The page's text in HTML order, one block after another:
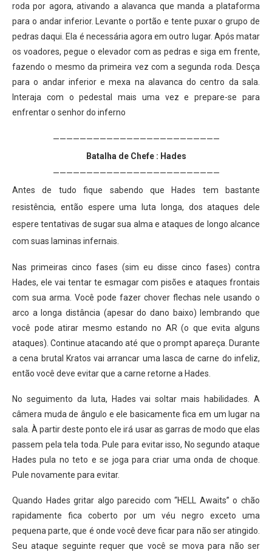
roda por agora, ativando a alavanca que manda a plataforma
para o andar inferior. Levante o portão e tente puxar o grupo de
pedras daqui. Ela é necessária agora em outro lugar. Após matar
os voadores, pegue o elevador com as pedras e siga em frente,
fazendo o mesmo da primeira vez com a segunda roda. Desça
para o andar inferior e mexa na alavanca do centro da sala.
Interaja com o pedestal mais uma vez e prepare-se para
enfrentar o senhor do inferno
—————————————————————————
Batalha de Chefe : Hades
—————————————————————————
Antes de tudo fique sabendo que Hades tem bastante
resistência, então espere uma luta longa, dos ataques dele
espere tentativas de sugar sua alma e ataques de longo alcance
com suas laminas infernais.
Nas primeiras cinco fases (sim eu disse cinco fases) contra
Hades, ele vai tentar te esmagar com pisões e ataques frontais
com sua arma. Você pode fazer chover flechas nele usando o
arco a longa distância (apesar do dano baixo) lembrando que
você pode atirar mesmo estando no AR (o que evita alguns
ataques). Continue atacando até que o prompt apareça. Durante
a cena brutal Kratos vai arrancar uma lasca de carne do infeliz,
então você deve evitar que a carne retorne a Hades.
No seguimento da luta, Hades vai soltar mais habilidades. A
câmera muda de ângulo e ele basicamente fica em um lugar na
sala. À partir deste ponto ele irá usar as garras de modo que elas
passem pela tela toda. Pule para evitar isso, No segundo ataque
Hades pula no teto e se joga para criar uma onda de choque.
Pule novamente para evitar.
Quando Hades gritar algo parecido com “HELL Awaits” o chão
rapidamente fica coberto por um véu negro exceto uma
pequena parte, que é onde você deve ficar para não ser atingido.
Seu ataque seguinte requer que você se mova para não ser